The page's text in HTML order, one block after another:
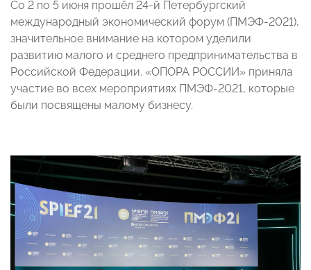
Со 2 по 5 июня прошёл 24-й Петербургский
международный экономический форум (ПМЭФ-2021),
значительное внимание на котором уделили
развитию малого и среднего предпринимательства в
Российской Федерации. «ОПОРА РОССИИ» приняла
участие во всех мероприятиях ПМЭФ-2021, которые
были посвящены малому бизнесу.